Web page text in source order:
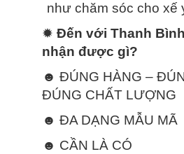
như chăm sóc cho xế
✹ Đến với Thanh
nhận được gì?
☻ ĐÚNG HÀNG –
ĐÚNG CHẤT LƯỢNG
☻ ĐA DẠNG MẪU MÃ
☻ CẦN LÀ CÓ